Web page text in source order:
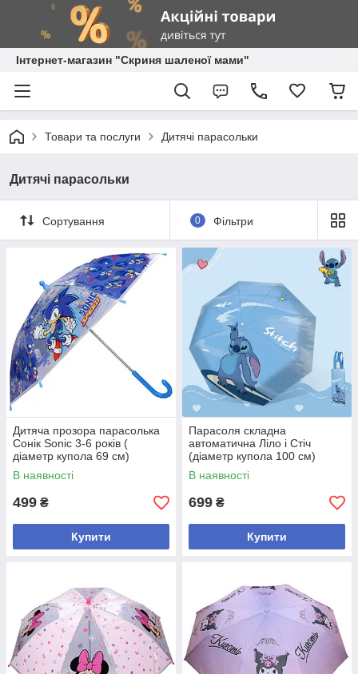
Інтернет-магазин "Скриня шаленої мами"
Товари та послуги Дитячі парасольки
Дитячі парасольки
Сортування 0 Фільтри
Дитяча прозора парасолька
Сонік Sonic 3-6 років (
діаметр купола 69 см)
В наявності
499 ₴
Купити
Парасоля складна
автоматична Ліло і Стіч
(діаметр купола 100 см)
В наявності
699 ₴
Купити